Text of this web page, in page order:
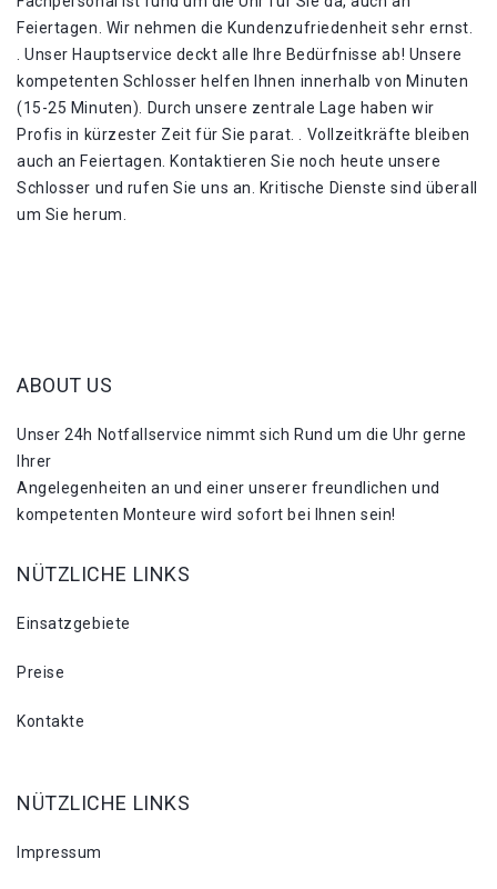
Feiertagen. Wir nehmen die Kundenzufriedenheit sehr ernst.
. Unser Hauptservice deckt alle Ihre Bedürfnisse ab! Unsere
kompetenten Schlosser helfen Ihnen innerhalb von Minuten
(15-25 Minuten). Durch unsere zentrale Lage haben wir
Profis in kürzester Zeit für Sie parat. . Vollzeitkräfte bleiben
auch an Feiertagen. Kontaktieren Sie noch heute unsere
Schlosser und rufen Sie uns an. Kritische Dienste sind überall
um Sie herum.
ABOUT US
Unser 24h Notfallservice nimmt sich Rund um die Uhr gerne
Ihrer
Angelegenheiten an und einer unserer freundlichen und
kompetenten Monteure wird sofort bei Ihnen sein!
NÜTZLICHE LINKS
Einsatzgebiete
Preise
Kontakte
NÜTZLICHE LINKS
Impressum